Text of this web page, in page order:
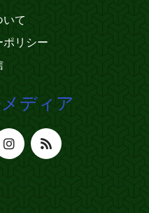
て
リシー
ディア